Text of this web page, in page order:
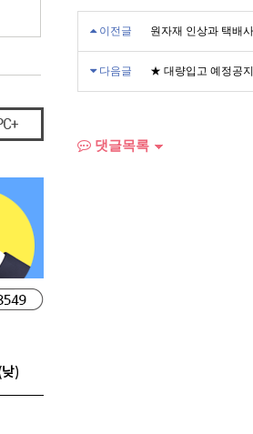
이전글 원자재 인상과 택배
다음글 ★ 대량입고 예정공
댓글목록